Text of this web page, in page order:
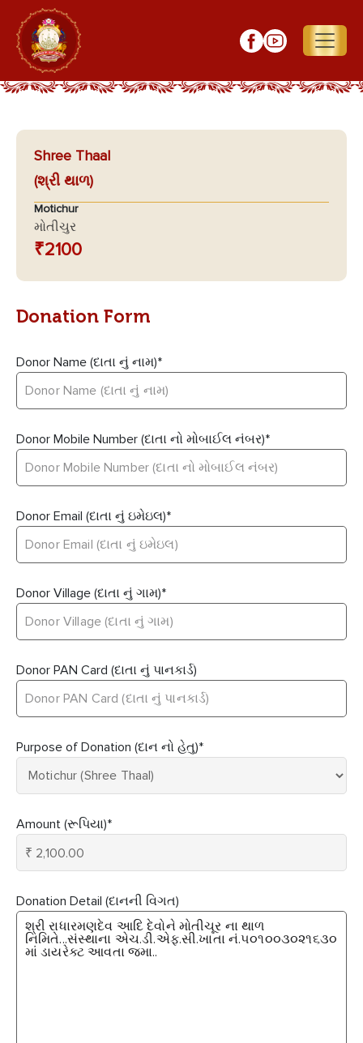
Shree Thaal
(શ્રી થાળ)
Motichur
મોતીચુર
₹2100
Donation Form
Donor Name (દાતા નું નામ)*
Donor Mobile Number (દાતા નો મોબાઈલ નંબર)*
Donor Email (દાતા નું ઇમેઇલ)*
Donor Village (દાતા નું ગામ)*
Donor PAN Card (દાતા નું પાનકાર્ડ)
Purpose of Donation (દાન નો હેતુ)*
Amount (રૂપિયા)*
Donation Detail (દાનની વિગત)